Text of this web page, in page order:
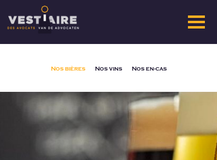
Nos bières Nos vins Nos en-cas